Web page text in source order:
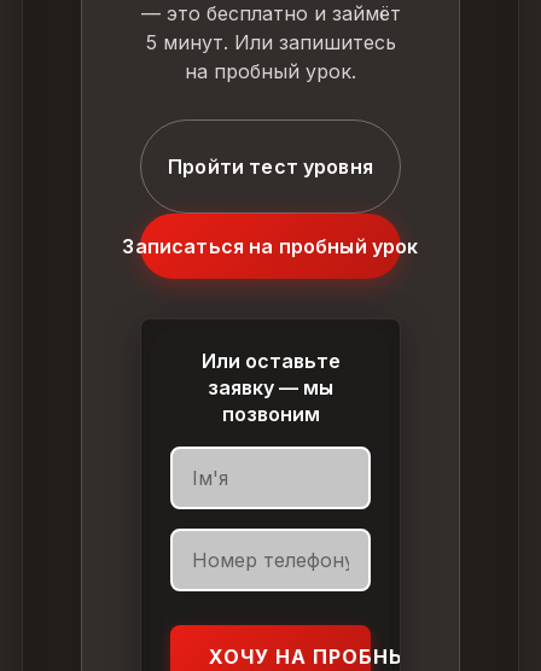
— это бесплатно и займёт
5 минут. Или запишитесь
на пробный урок.
Пройти тест уровня
Записаться на пробный урок
Или оставьте
заявку — мы
позвоним
ХОЧУ НА ПРОБНЫЙ УРОК